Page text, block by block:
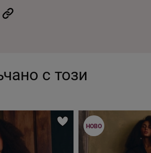
с този
НОВО